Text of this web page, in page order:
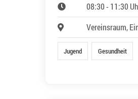
08:30 - 11:30
Vereinsraum,
Jugend Gesundheit